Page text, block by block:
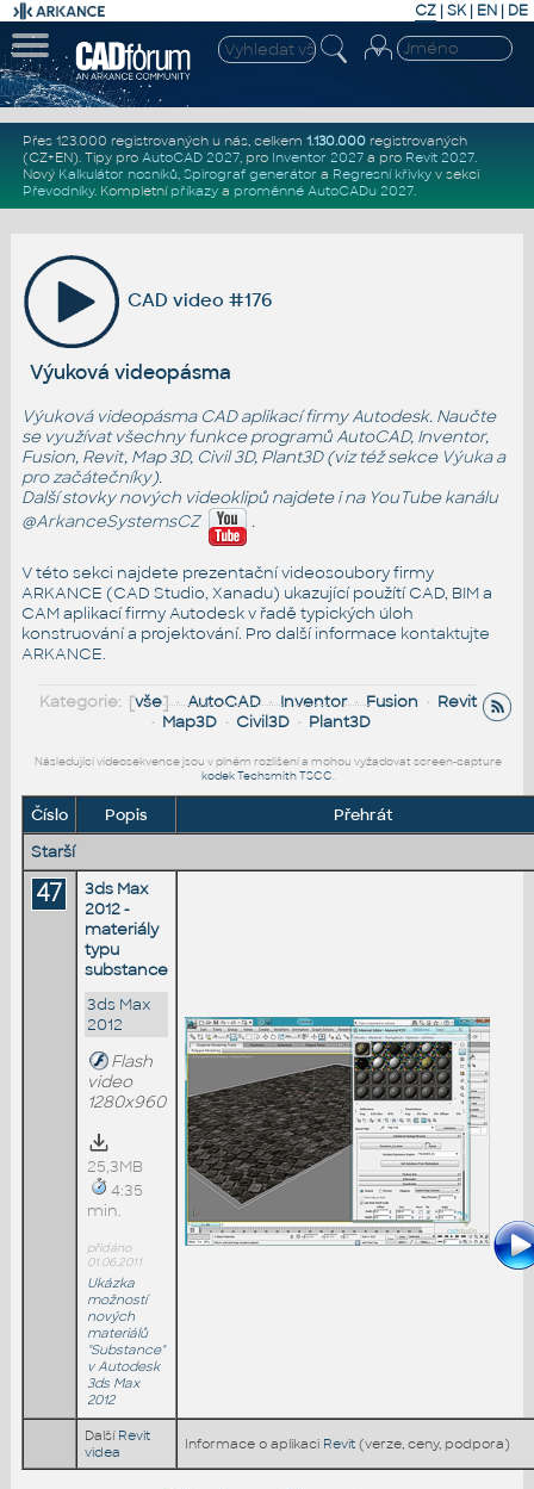
CZ | SK| EN | DE
Přes 123.000 registrovaných u nás, celkem 1.130.000registrovaných
(CZ+EN). Tipy pro AutoCAD 2027, pro Inventor 2027a pro Revit 2027.
Nový Kalkulátor nosníků, Spirograf generátor a Regresní křivkyv sekci
Převodníky. Kompletní příkazya proměnné AutoCADu 2027.
CAD video #176
Výuková videopásma
Výuková videopásma CAD aplikací firmy Autodesk. Naučte
se využívat všechny funkce programů AutoCAD, Inventor,
Fusion, Revit, Map 3D, Civil 3D, Plant3D (viz též sekce Výukaa
pro začátečníky).
Další stovky nových videoklipů najdete i na YouTube kanálu
@ArkanceSystemsCZ
.
V této sekci najdete prezentační videosoubory firmy
ARKANCE (CAD Studio, Xanadu) ukazující použítí CAD, BIM a
CAM aplikací firmy Autodesk v řadě typických úloh
konstruování a projektování. Pro další informace kontaktujte
ARKANCE.
Kategorie: [vše] •AutoCAD•Inventor•Fusion • Revit
• Map3D• Civil3D• Plant3D
Následující videosekvence jsou v plném rozlišení a mohou vyžadovat screen-capture
kodek Techsmith TSCC.
Číslo Popis
Přehrát
Starší
47
3ds Max
2012 -
materiály
typu
substance
3ds Max
2012
Flash
video
1280x960
25,3MB
4:35
min.
přidáno
01.06.2011
Ukázka
možností
nových
materiálů
"Substance"
v Autodesk
3ds Max
2012
Další Revit
videa
Informace o aplikaci Revit(verze, ceny, podpora)